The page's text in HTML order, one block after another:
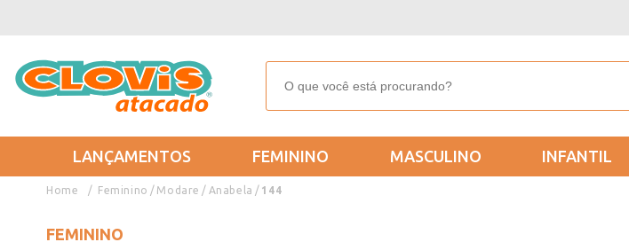
LANÇAMENTOS FEMININO MASCULINO INFANTIL
Feminino Modare Anabela 144
FEMININO